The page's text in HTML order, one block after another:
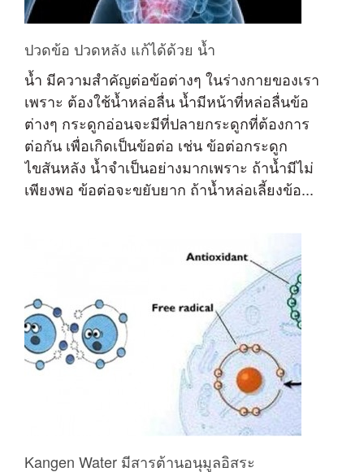
ปวดข้อ ปวดหลัง แก้ได้ด้วย น้ำ
น้ำ มีความสำคัญต่อข้อต่างๆ ในร่างกายของเรา
เพราะ ต้องใช้น้ำหล่อลื่น น้ำมีหน้าที่หล่อลื่นข้อ
ต่างๆ กระดูกอ่อนจะมีที่ปลายกระดูกที่ต้องการ
ต่อกัน เพื่อเกิดเป็นข้อต่อ เช่น ข้อต่อกระดูก
ไขสันหลัง น้ำจำเป็นอย่างมากเพราะ ถ้าน้ำมีไม่
เพียงพอ ข้อต่อจะขยับยาก ถ้าน้ำหล่อเลี้ยงข้อ...
Kangen Water มีสารต้านอนุมูลอิสระ